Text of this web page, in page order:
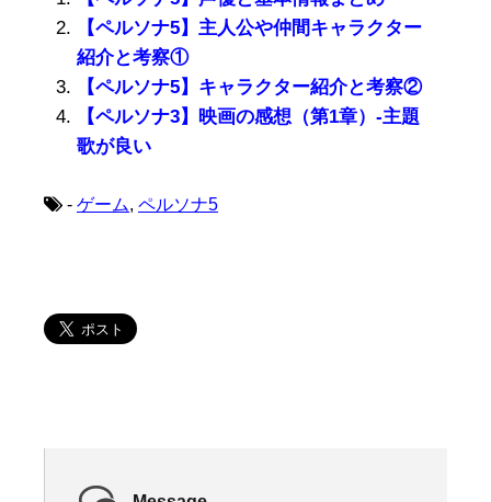
【ペルソナ5】主人公や仲間キャラクター
紹介と考察①
【ペルソナ5】キャラクター紹介と考察②
【ペルソナ3】映画の感想（第1章）-主題
歌が良い
- ゲーム, ペルソナ5